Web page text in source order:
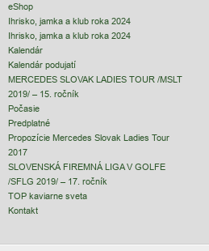
eShop
Ihrisko, jamka a klub roka 2024
Ihrisko, jamka a klub roka 2024
Kalendár
Kalendár podujatí
MERCEDES SLOVAK LADIES TOUR /MSLT
2019/ – 15. ročník
Počasie
Predplatné
Propozície Mercedes Slovak Ladies Tour
2017
SLOVENSKÁ FIREMNÁ LIGA V GOLFE
/SFLG 2019/ – 17. ročník
TOP kaviarne sveta
Kontakt